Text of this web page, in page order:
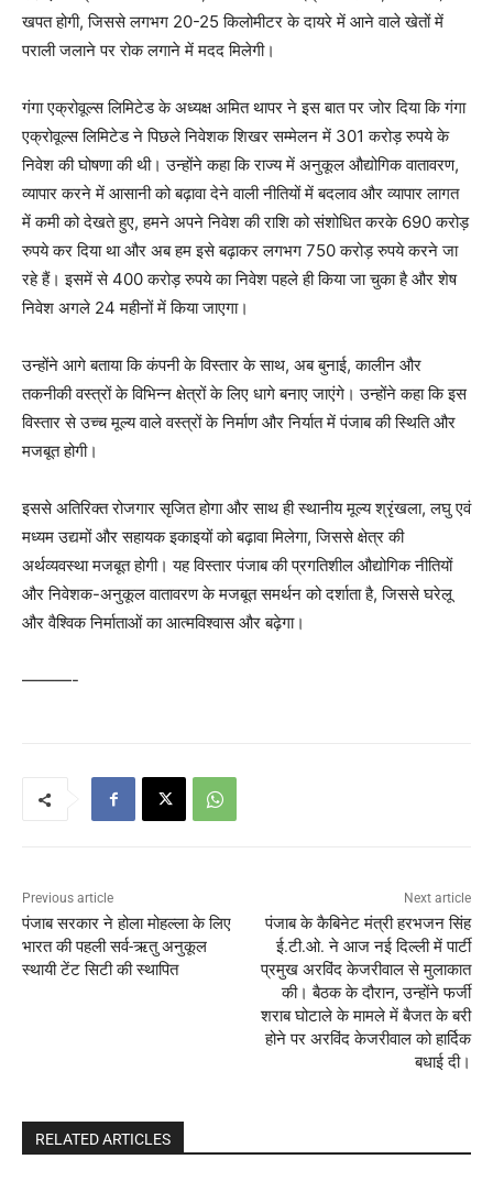
खपत होगी, जिससे लगभग 20-25 किलोमीटर के दायरे में आने वाले खेतों में
पराली जलाने पर रोक लगाने में मदद मिलेगी।
गंगा एक्रोवूल्स लिमिटेड के अध्यक्ष अमित थापर ने इस बात पर जोर दिया कि गंगा
एक्रोवूल्स लिमिटेड ने पिछले निवेशक शिखर सम्मेलन में 301 करोड़ रुपये के
निवेश की घोषणा की थी। उन्होंने कहा कि राज्य में अनुकूल औद्योगिक वातावरण,
व्यापार करने में आसानी को बढ़ावा देने वाली नीतियों में बदलाव और व्यापार लागत
में कमी को देखते हुए, हमने अपने निवेश की राशि को संशोधित करके 690 करोड़
रुपये कर दिया था और अब हम इसे बढ़ाकर लगभग 750 करोड़ रुपये करने जा
रहे हैं। इसमें से 400 करोड़ रुपये का निवेश पहले ही किया जा चुका है और शेष
निवेश अगले 24 महीनों में किया जाएगा।
उन्होंने आगे बताया कि कंपनी के विस्तार के साथ, अब बुनाई, कालीन और
तकनीकी वस्त्रों के विभिन्न क्षेत्रों के लिए धागे बनाए जाएंगे। उन्होंने कहा कि इस
विस्तार से उच्च मूल्य वाले वस्त्रों के निर्माण और निर्यात में पंजाब की स्थिति और
मजबूत होगी।
इससे अतिरिक्त रोजगार सृजित होगा और साथ ही स्थानीय मूल्य श्रृंखला, लघु एवं
मध्यम उद्यमों और सहायक इकाइयों को बढ़ावा मिलेगा, जिससे क्षेत्र की
अर्थव्यवस्था मजबूत होगी। यह विस्तार पंजाब की प्रगतिशील औद्योगिक नीतियों
और निवेशक-अनुकूल वातावरण के मजबूत समर्थन को दर्शाता है, जिससे घरेलू
और वैश्विक निर्माताओं का आत्मविश्वास और बढ़ेगा।
———-
Previous article
पंजाब सरकार ने होला मोहल्ला के लिए
भारत की पहली सर्व-ऋतु अनुकूल
स्थायी टेंट सिटी की स्थापित
Next article
पंजाब के कैबिनेट मंत्री हरभजन सिंह
ई.टी.ओ. ने आज नई दिल्ली में पार्टी
प्रमुख अरविंद केजरीवाल से मुलाकात
की। बैठक के दौरान, उन्होंने फर्जी
शराब घोटाले के मामले में बैजत के बरी
होने पर अरविंद केजरीवाल को हार्दिक
बधाई दी।
RELATED ARTICLES